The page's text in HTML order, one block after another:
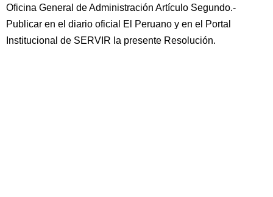
Oficina General de Administración Artículo Segundo.-
Publicar en el diario oficial El Peruano y en el Portal
Institucional de SERVIR la presente Resolución.